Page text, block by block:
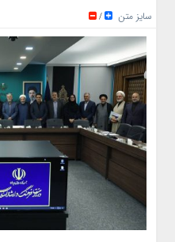
سایز متن
/